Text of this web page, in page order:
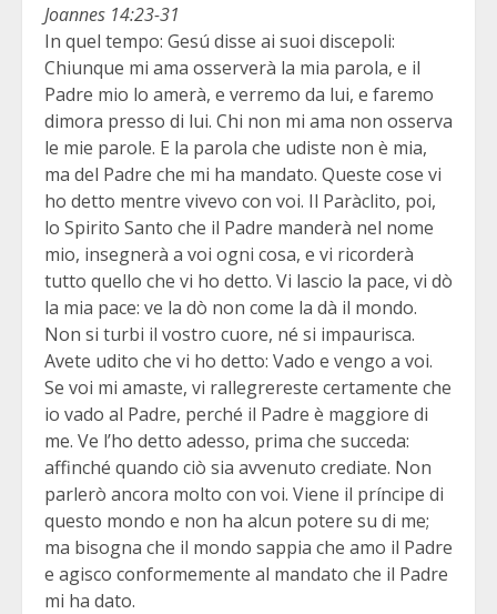
Joannes 14:23-31
In quel tempo: Gesú disse ai suoi discepoli:
Chiunque mi ama osserverà la mia parola, e il
Padre mio lo amerà, e verremo da lui, e faremo
dimora presso di lui. Chi non mi ama non osserva
le mie parole. E la parola che udiste non è mia,
ma del Padre che mi ha mandato. Queste cose vi
ho detto mentre vivevo con voi. Il Paràclito, poi,
lo Spirito Santo che il Padre manderà nel nome
mio, insegnerà a voi ogni cosa, e vi ricorderà
tutto quello che vi ho detto. Vi lascio la pace, vi dò
la mia pace: ve la dò non come la dà il mondo.
Non si turbi il vostro cuore, né si impaurisca.
Avete udito che vi ho detto: Vado e vengo a voi.
Se voi mi amaste, vi rallegrereste certamente che
io vado al Padre, perché il Padre è maggiore di
me. Ve l’ho detto adesso, prima che succeda:
affinché quando ciò sia avvenuto crediate. Non
parlerò ancora molto con voi. Viene il príncipe di
questo mondo e non ha alcun potere su di me;
ma bisogna che il mondo sappia che amo il Padre
e agisco conformemente al mandato che il Padre
mi ha dato.